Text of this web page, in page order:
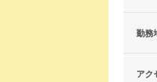
勤務
アク